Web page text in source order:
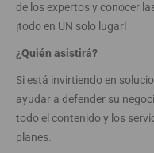
de los expertos y conocer
¡todo en UN solo lugar!
¿Quién asistirá?
Si está invirtiendo en
ayudar a defender su
todo el contenido y los
planes.